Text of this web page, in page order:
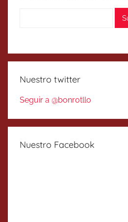
Nuestro twitter
Seguir a @bonrotllo
Nuestro Facebook